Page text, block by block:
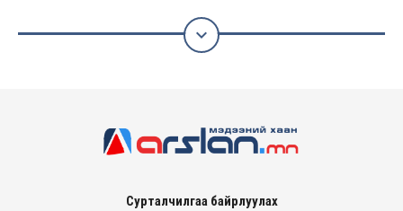

Сурталчилгаа байрлуулах